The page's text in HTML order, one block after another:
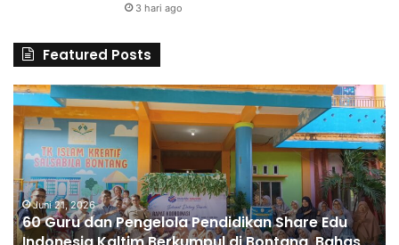
3 hari ago
Featured Posts
6
0
G
u
r
u
d
a
Juni 21, 2026
60 Guru dan Pengelola Pendidikan Share Edu